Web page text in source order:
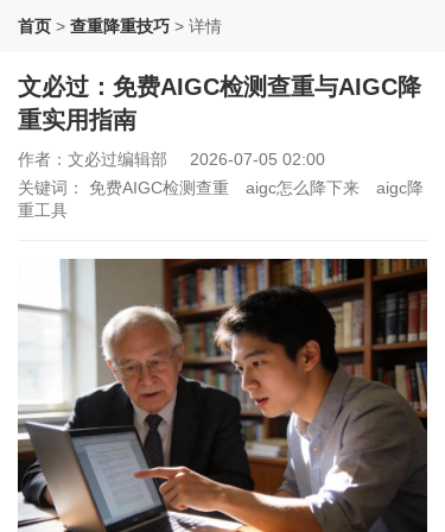
首页 > 查重降重技巧 > 详情
文必过：免费AIGC检测查重与AIGC降
重实用指南
作者：文必过编辑部
2026-07-05 02:00
关键词： 免费AIGC检测查重 aigc怎么降下来
aigc降
重工具